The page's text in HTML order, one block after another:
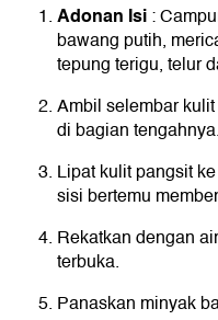
Adonan Isi:
bawang putih,
tepung terigu, telur
Ambil selembar
di bagian tengahnya.
Lipat kulit pangsit
sisi bertemu
Rekatkan dengan
terbuka.
Panaskan minyak